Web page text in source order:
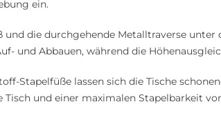
ein.
und die durchgehende Metalltraverse
und Abbauen, während die
Stapelfüße lassen sich die Tische
Tisch und einer maximalen Stapelbarkeit